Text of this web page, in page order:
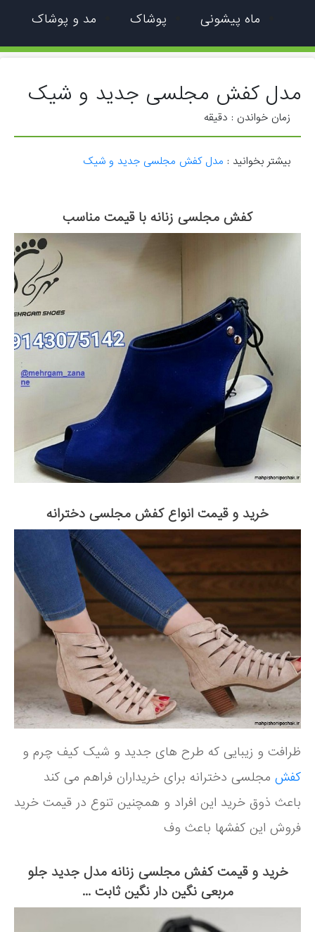
ماه پیشونی پوشاک مد و پوشاک
مدل کفش مجلسی جدید و شیک
زمان خواندن : دقیقه
بیشتر بخوانید : مدل کفش مجلسی جدید و شیک
كفش مجلسی زنانه با قيمت مناسب
خرید و قیمت انواع کفش مجلسی دخترانه
ظرافت و زیبایی که طرح های جدید و شیک کیف چرم و
کفش مجلسی دخترانه برای خریداران فراهم می کند
باعث ذوق خرید این افراد و همچنین تنوع در قیمت خرید
فروش این کفشها باعث وف
خرید و قیمت کفش مجلسی زنانه مدل جدید جلو
مربعی نگین دار نگین ثابت ...